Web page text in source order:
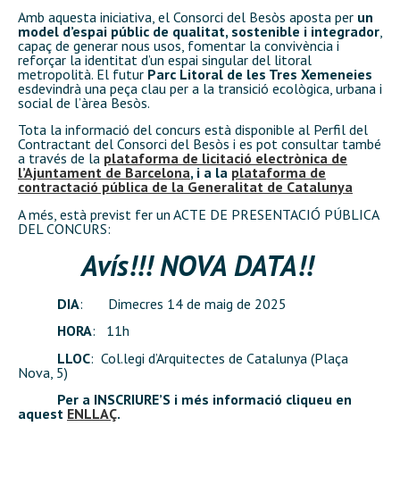
Amb aquesta iniciativa, el Consorci del Besòs aposta per un
model d’espai públic de qualitat, sostenible i integrador
capaç de generar nous usos, fomentar la convivència i
reforçar la identitat d’un espai singular del litoral
metropolità. El futur Parc Litoral de les Tres Xemeneies
esdevindrà una peça clau per a la transició ecològica, urbana i
social de l’àrea Besòs.
Tota la informació del concurs està disponible al Perfil del
Contractant del Consorci del Besòs i es pot consultar també
a través de la plataforma de licitació electrònica de
l’Ajuntament de Barcelona, i a la plataforma de
contractació pública de la Generalitat de Catalunya
A més, està previst fer un ACTE DE PRESENTACIÓ PÚBLICA
DEL CONCURS:
Avís!!! NOVA DATA!!
DIA: Dimecres 14 de maig de 2025
HORA: 11h
LLOC: Col.legi d’Arquitectes de Catalunya (Plaça
Nova, 5)
Per a INSCRIURE’S i més informació cliqueu en
aquest ENLLAÇ.